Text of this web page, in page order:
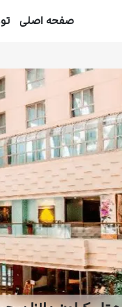
صفحه اصلی